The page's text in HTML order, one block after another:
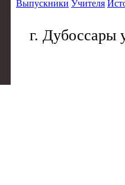
Выпускники Учителя
г. Дубоссары